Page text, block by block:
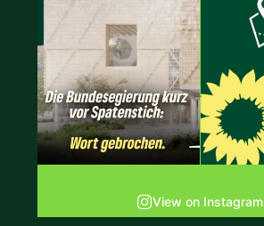
View on Instagram